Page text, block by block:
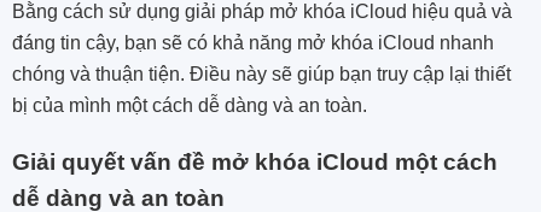
Bằng cách sử dụng giải pháp mở khóa iCloud hiệu quả và
đáng tin cậy, bạn sẽ có khả năng mở khóa iCloud nhanh
chóng và thuận tiện. Điều này sẽ giúp bạn truy cập lại thiết
bị của mình một cách dễ dàng và an toàn.
Giải quyết vấn đề mở khóa iCloud một cách
dễ dàng và an toàn